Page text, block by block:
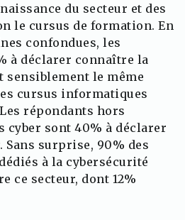
du secteur et des
le cursus de formation. En
confondues, les
à déclarer connaître la
le même
cursus informatiques
répondants hors
cyber sont 40% à déclarer
surprise, 90% des
à la cybersécurité
ce secteur, dont 12%